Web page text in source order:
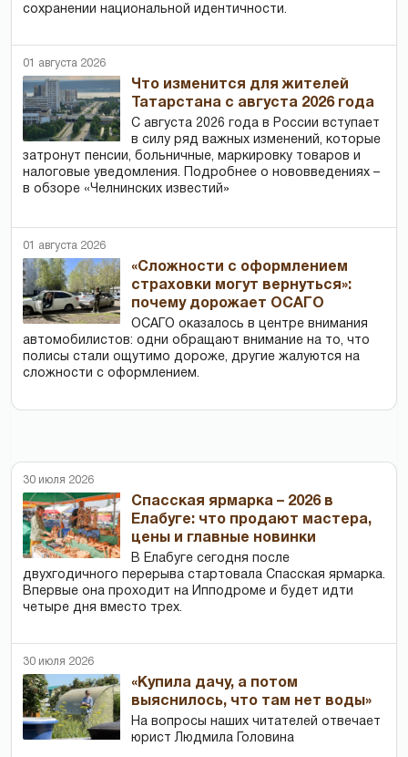
сохранении национальной идентичности.
01 августа 2026
Что изменится для жителей
Татарстана с августа 2026 года
С августа 2026 года в России вступает
в силу ряд важных изменений, которые
затронут пенсии, больничные, маркировку товаров и
налоговые уведомления. Подробнее о нововведениях –
в обзоре «Челнинских известий»
01 августа 2026
«Сложности с оформлением
страховки могут вернуться»:
почему дорожает ОСАГО
ОСАГО оказалось в центре внимания
автомобилистов: одни обращают внимание на то, что
полисы стали ощутимо дороже, другие жалуются на
сложности с оформлением.
30 июля 2026
Спасская ярмарка – 2026 в
Елабуге: что продают мастера,
цены и главные новинки
В Елабуге сегодня после
двухгодичного перерыва стартовала Спасская ярмарка.
Впервые она проходит на Ипподроме и будет идти
четыре дня вместо трех.
30 июля 2026
«Купила дачу, а потом
выяснилось, что там нет воды»
На вопросы наших читателей отвечает
юрист Людмила Головина